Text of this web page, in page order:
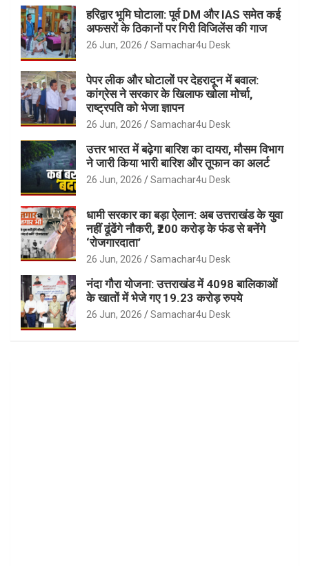
हरिद्वार भूमि घोटाला: पूर्व DM और IAS समेत कई
अफसरों के ठिकानों पर गिरी विजिलेंस की गाज
26 Jun, 2026 Samachar4u Desk
पेपर लीक और घोटालों पर देहरादून में बवाल:
कांग्रेस ने सरकार के खिलाफ खोला मोर्चा,
राष्ट्रपति को भेजा ज्ञापन
26 Jun, 2026 Samachar4u Desk
उत्तर भारत में बढ़ेगा बारिश का दायरा, मौसम विभाग
ने जारी किया भारी बारिश और तूफान का अलर्ट
26 Jun, 2026 Samachar4u Desk
धामी सरकार का बड़ा ऐलान: अब उत्तराखंड के युवा
नहीं ढूंढेंगे नौकरी, ₹200 करोड़ के फंड से बनेंगे
‘रोजगारदाता’
26 Jun, 2026 Samachar4u Desk
नंदा गौरा योजना: उत्तराखंड में 4098 बालिकाओं
के खातों में भेजे गए 19.23 करोड़ रुपये
26 Jun, 2026 Samachar4u Desk